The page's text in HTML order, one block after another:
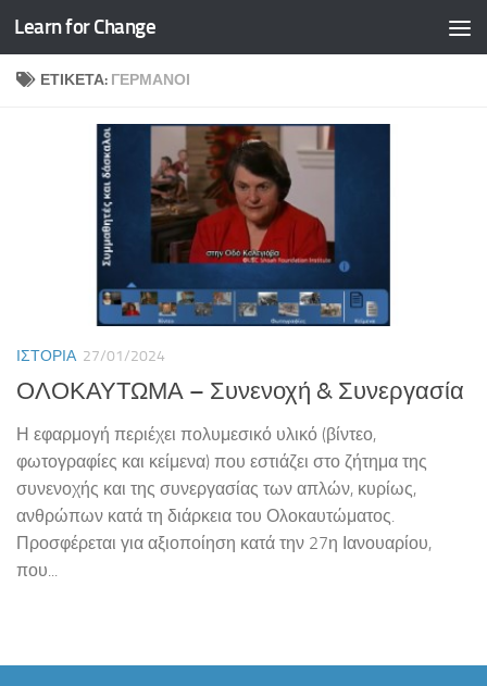
Skip to content
Learn for Change
ΕΤΙΚΈΤΑ: ΓΕΡΜΑΝΟΊ
ΙΣΤΟΡΊΑ 27/01/2024
ΟΛΟΚΑΥΤΩΜΑ – Συνενοχή & Συνεργασία
Η εφαρμογή περιέχει πολυμεσικό υλικό (βίντεο,
φωτογραφίες και κείμενα) που εστιάζει στο ζήτημα της
συνενοχής και της συνεργασίας των απλών, κυρίως,
ανθρώπων κατά τη διάρκεια του Ολοκαυτώματος.
Προσφέρεται για αξιοποίηση κατά την 27η Ιανουαρίου,
που...